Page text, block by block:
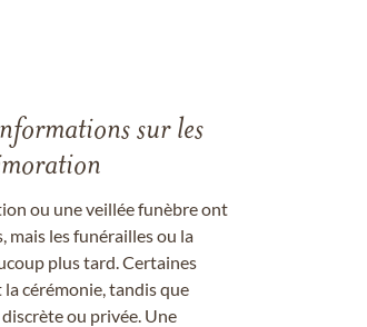
sur les
ou une veillée funèbre ont
mais les funérailles ou la
plus tard. Certaines
cérémonie, tandis que
ou privée. Une